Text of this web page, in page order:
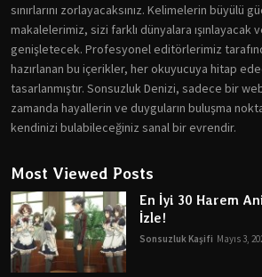
sınırlarını zorlayacaksınız. Kelimelerin büyülü
makalelerimiz, sizi farklı dünyalara ışınlayacak
genişletecek. Profesyonel editörlerimiz
hazırlanan bu içerikler, her okuyucuya hitap
tasarlanmıştır. Sonsuzluk Denizi, sadece bir
zamanda hayallerin ve duyguların buluşma
kendinizi bulabileceğiniz sanal bir evrendir.
Most Viewed Posts
En İyi 30 Harem
İzle!
Sonsuzluk Kaşifi Mayıs 3,